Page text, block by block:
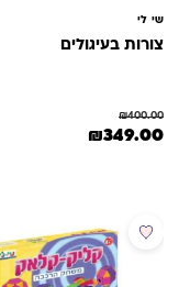
שי לי
צורות בעיגולים
₪400.00
המחיר המקורי היה: ₪400.00.
₪349.00
מבצע